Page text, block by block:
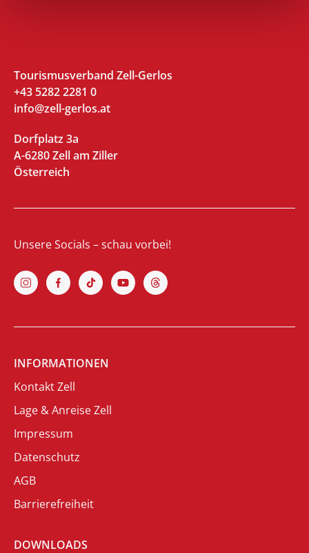
Tourismusverband Zell-Gerlos
+43 5282 2281 0
info@zell-gerlos.at
Dorfplatz 3a
A-6280 Zell am Ziller
Österreich
Unsere Socials – schau vorbei!
INFORMATIONEN
Kontakt Zell
Lage & Anreise Zell
Impressum
Datenschutz
AGB
Barrierefreiheit
DOWNLOADS